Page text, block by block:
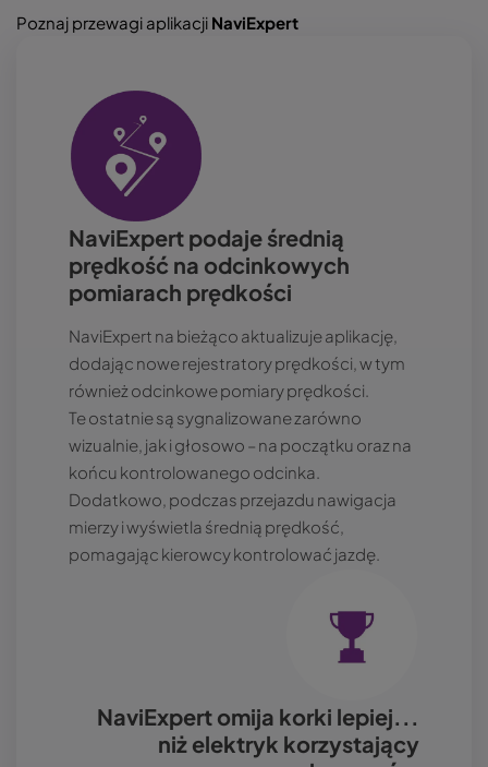
Poznaj przewagi aplikacji NaviExpert
Obraz
NaviExpert podaje średnią
prędkość na odcinkowych
pomiarach prędkości
NaviExpert na bieżąco aktualizuje aplikację,
dodając nowe rejestratory prędkości, w tym
również odcinkowe pomiary prędkości.
Te ostatnie są sygnalizowane zarówno
wizualnie, jak i głosowo – na początku oraz na
końcu kontrolowanego odcinka.
Dodatkowo, podczas przejazdu nawigacja
mierzy i wyświetla średnią prędkość,
pomagając kierowcy kontrolować jazdę.
NaviExpert omija korki lepiej...
niż elektryk korzystający